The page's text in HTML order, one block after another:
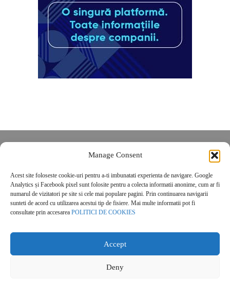
Manage Consent
Acest site foloseste cookie-uri pentru a-ti imbunatati experienta de navigare. Google
Analytics și Facebook pixel sunt folosite pentru a colecta informatii anonime, cum ar fi
numarul de vizitatori pe site si cele mai populare pagini. Prin continuarea navigarii
sunteti de acord cu utilizarea acestui tip de fisiere. Mai multe informatii pot fi
consultate prin accesarea POLITICI DE COOKIES
Accept
Deny
POLITICĂ DE CONFIDENȚIALITATE
Politica de cookies
© 2026 Real Estate Magazine. All Rights Reserved.